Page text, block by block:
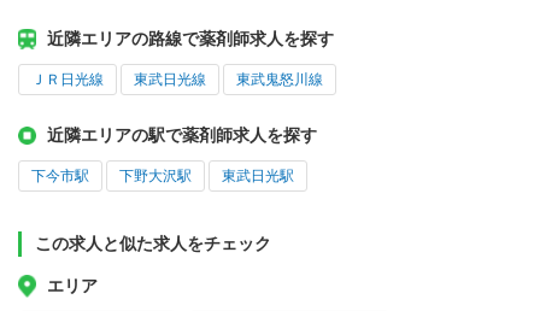
近隣エリアの路線で薬剤師求人を探す
ＪＲ日光線 東武日光線 東武鬼怒川線
近隣エリアの駅で薬剤師求人を探す
下今市駅 下野大沢駅 東武日光駅
この求人と似た求人をチェック
エリア